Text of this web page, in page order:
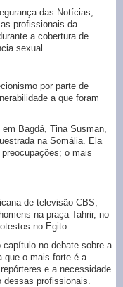
das Notícias,
profissionais da
a cobertura de
sexual.
por parte de
a que foram
Bagdá, Tina Susman,
na Somália. Ela
o mais
de televisão CBS,
na praça Tahrir, no
no Egito.
no debate sobre a
que o mais forte é a
e a necessidade
profissionais.